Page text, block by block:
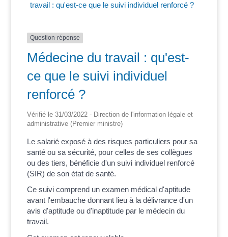
travail : qu'est-ce que le suivi individuel renforcé ?
Question-réponse
Médecine du travail : qu'est-
ce que le suivi individuel
renforcé ?
Vérifié le 31/03/2022 - Direction de l'information légale et
administrative (Premier ministre)
Le salarié exposé à des risques particuliers pour sa
santé ou sa sécurité, pour celles de ses collègues
ou des tiers, bénéficie d'un suivi individuel renforcé
(SIR) de son état de santé.
Ce suivi comprend un examen médical d'aptitude
avant l'embauche donnant lieu à la délivrance d'un
avis d'aptitude ou d'inaptitude par le médecin du
travail.